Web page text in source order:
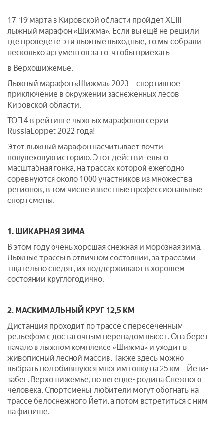
17-19 марта в Кировской области пройдет XLIII
лыжный марафон «Шижма». Если вы ещё не решили,
где проведете эти лыжные выходные, то мы собрали
несколько аргументов за то, чтобы приехать
в Верхошижемье.
Лыжный марафон «Шижма» 2023 – спортивное
приключение в окружении заснеженных лесов
Кировской области.
ТОП 4 в рейтинге лыжных марафонов серии
RussiaLoppet 2022 года!
Этот лыжный марафон насчитывает почти
полувековую историю. Этот действительно
масштабная гонка, на трассах которой ежегодно
соревнуются около 1000 участников из множества
регионов, в том числе известные профессиональные
спортсмены.
1. ШИКАРНАЯ ЗИМА
В этом году очень хорошая снежная и морозная зима.
Лыжные трассы в отличном состоянии, за трассами
тщательно следят, их поддерживают в хорошем
состоянии круглогодично.
2. МАСКИМАЛЬНЫЙ КРУГ 12,5 КМ
Дистанция проходит по трассе с пересеченным
рельефом с достаточным перепадом высот. Она берет
начало в лыжном комплексе «Шижма» и уходит в
живописный лесной массив. Также здесь можно
выбрать полюбившуюся многим гонку на 25 км – Йети-
забег. Верхошижемье, по легенде- родина Снежного
человека. Спортсмены-любители могут обогнать на
трассе белоснежного Йети, а потом встретиться с ним
на финише.